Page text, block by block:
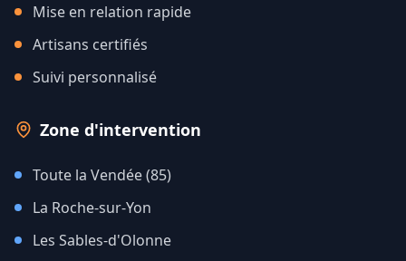
Mise en relation rapide
Artisans certifiés
Suivi personnalisé
Zone d'intervention
Toute la Vendée (85)
La Roche-sur-Yon
Les Sables-d'Olonne